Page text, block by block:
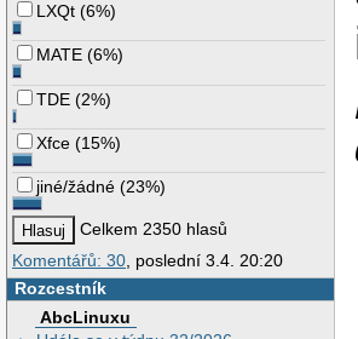
LXQt (6%)
MATE (6%)
TDE (2%)
Xfce (15%)
jiné/žádné (23%)
Celkem 2350 hlasů
Komentářů: 30 , poslední 3.4. 20:20
Rozcestník
AbcLinuxu